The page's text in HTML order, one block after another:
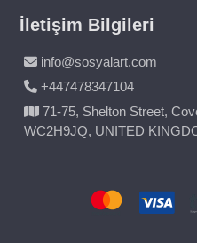
İletişim Bilgileri
info@sosyalart.com
+447478347104
71-75, Shelton Street,
WC2H9JQ, UNITED